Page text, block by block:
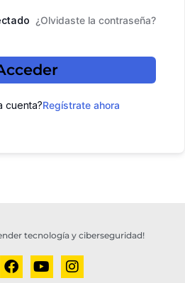
¿Olvidaste la contraseña?
cuenta?Regístrate ahora
tecnología y ciberseguridad!